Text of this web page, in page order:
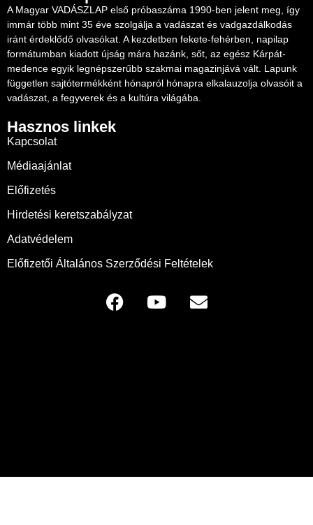
A Magyar VADÁSZLAP első próbaszáma 1990-ben jelent meg, így
immár több mint 35 éve szolgálja a vadászat és vadgazdálkodás
iránt érdeklődő olvasókat. A kezdetben fekete-fehérben, napilap
formátumban kiadott újság mára hazánk, sőt, az egész Kárpát-
medence egyik legnépszerűbb szakmai magazinjává vált. Lapunk
független sajtótermékként hónapról hónapra elkalauzolja olvasóit a
vadászat, a fegyverek és a kultúra világába.
Hasznos linkek
Kapcsolat
Médiaajánlat
Előfizetés
Hirdetési keretszabályzat
Adatvédelem
Előfizetői Általános Szerződési Feltételek